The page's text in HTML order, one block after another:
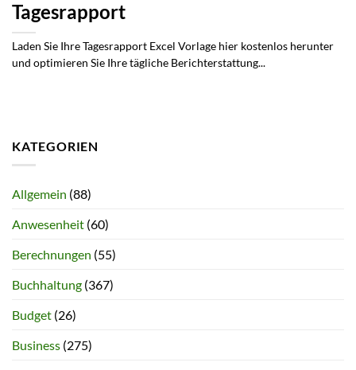
Tagesrapport
Laden Sie Ihre Tagesrapport Excel Vorlage hier kostenlos herunter
und optimieren Sie Ihre tägliche Berichterstattung...
KATEGORIEN
Allgemein (88)
Anwesenheit (60)
Berechnungen (55)
Buchhaltung (367)
Budget (26)
Business (275)